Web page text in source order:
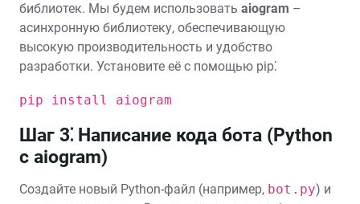
библиотек. Мы будем использовать aiogram –
асинхронную библиотеку, обеспечивающую
высокую производительность и удобство
разработки. Установите её с помощью pip⁚
pip install aiogram
Шаг 3⁚ Написание кода бота (Python
с aiogram)
Создайте новый Python-файл (например, bot.py) и